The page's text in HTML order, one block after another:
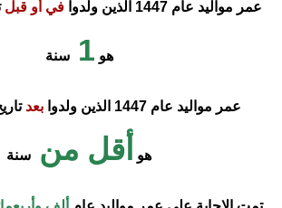
عمر مواليد عام 1447 الذين ولدوا
في أو قبل
هو 1 سنة
عمر مواليد عام 1447 الذين ولدوا بعدتاريخ
هو أقل من سنة